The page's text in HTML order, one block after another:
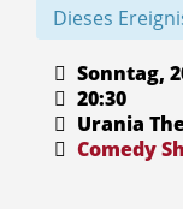
Dieses
Sonntag,
20:30
Urania
Comedy